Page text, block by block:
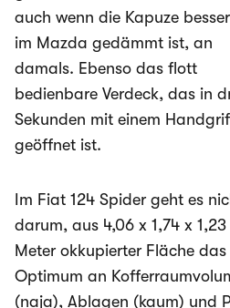
auch wenn die Kapuze
im Mazda gedämmt ist, an
damals. Ebenso das flott
bedienbare Verdeck, das in
Sekunden mit einem
geöffnet ist.
Im Fiat 124 Spider geht es
darum, aus 4,06 x 1,74 x 1,23
Meter okkupierter Fläche das
Optimum an
(naja), Ablagen (kaum) und